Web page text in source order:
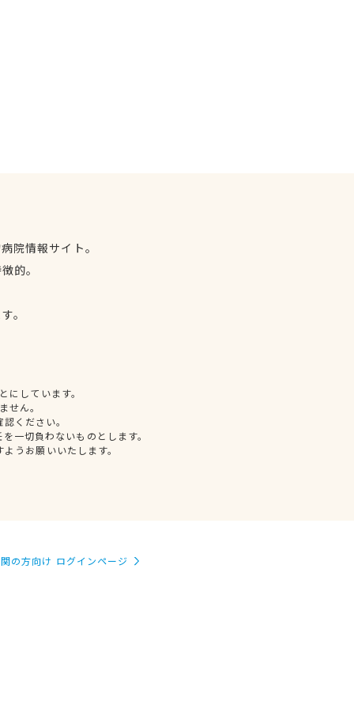
院情報サイト。
的。
。
しています。
せん。
ください。
一切負わないものとします。
うお願いいたします。
の方向け ログインページ